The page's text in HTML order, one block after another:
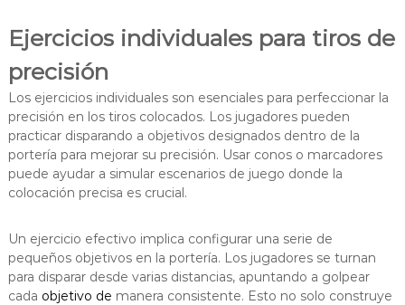
Ejercicios individuales para tiros de
precisión
Los ejercicios individuales son esenciales para perfeccionar la
precisión en los tiros colocados. Los jugadores pueden
practicar disparando a objetivos designados dentro de la
portería para mejorar su precisión. Usar conos o marcadores
puede ayudar a simular escenarios de juego donde la
colocación precisa es crucial.
Un ejercicio efectivo implica configurar una serie de
pequeños objetivos en la portería. Los jugadores se turnan
para disparar desde varias distancias, apuntando a golpear
cada objetivo de manera consistente. Esto no solo construye